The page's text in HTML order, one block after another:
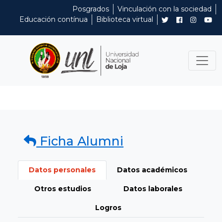
Posgrados
Vinculación con la sociedad
Educación contínua
Biblioteca virtual
Ficha Alumni
Datos personales Datos académicos
Otros estudios Datos laborales
Logros